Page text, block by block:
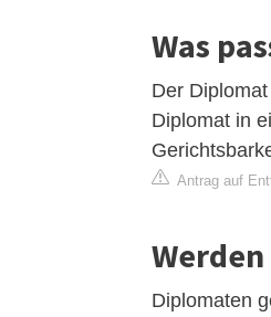
Was
Der
Diplomat in
Antrag auf
Diplomaten